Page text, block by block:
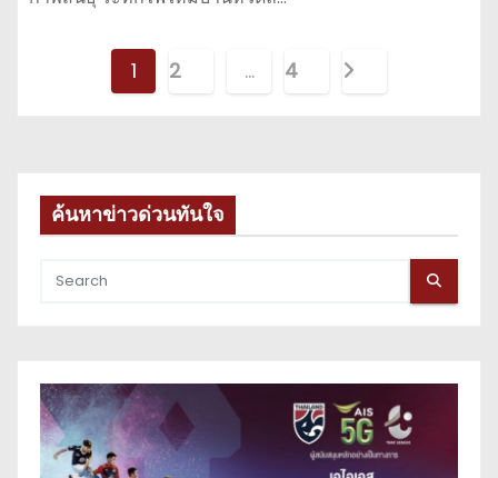
t
g
i
1 2 … 4
ค้นหาข่าวด่วนทันใจ